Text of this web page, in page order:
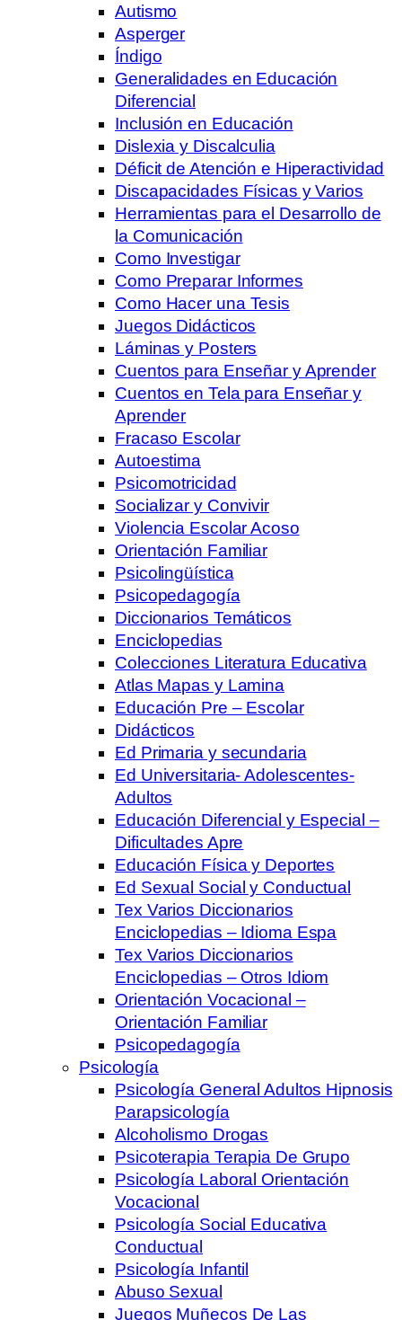
Autismo
Asperger
Índigo
Generalidades en Educación
Diferencial
Inclusión en Educación
Dislexia y Discalculia
Déficit de Atención e Hiperactividad
Discapacidades Físicas y Varios
Herramientas para el Desarrollo de
la Comunicación
Como Investigar
Como Preparar Informes
Como Hacer una Tesis
Juegos Didácticos
Láminas y Posters
Cuentos para Enseñar y Aprender
Cuentos en Tela para Enseñar y
Aprender
Fracaso Escolar
Autoestima
Psicomotricidad
Socializar y Convivir
Violencia Escolar Acoso
Orientación Familiar
Psicolingüística
Psicopedagogía
Diccionarios Temáticos
Enciclopedias
Colecciones Literatura Educativa
Atlas Mapas y Lamina
Educación Pre – Escolar
Didácticos
Ed Primaria y secundaria
Ed Universitaria- Adolescentes-
Adultos
Educación Diferencial y Especial –
Dificultades Apre
Educación Física y Deportes
Ed Sexual Social y Conductual
Tex Varios Diccionarios
Enciclopedias – Idioma Espa
Tex Varios Diccionarios
Enciclopedias – Otros Idiom
Orientación Vocacional –
Orientación Familiar
Psicopedagogía
Psicología
Psicología General Adultos Hipnosis
Parapsicología
Alcoholismo Drogas
Psicoterapia Terapia De Grupo
Psicología Laboral Orientación
Vocacional
Psicología Social Educativa
Conductual
Psicología Infantil
Abuso Sexual
Juegos Muñecos De Las